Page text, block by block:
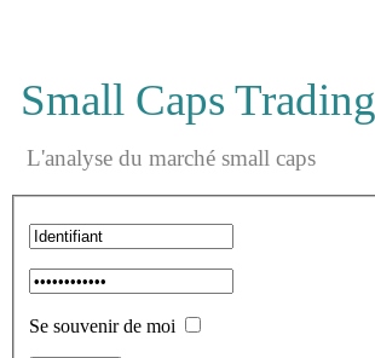
Small Caps Trading
L'analyse du marché small caps
Se souvenir de moi